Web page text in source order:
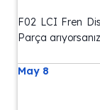
F02 LCI Fren
Parça
May 8